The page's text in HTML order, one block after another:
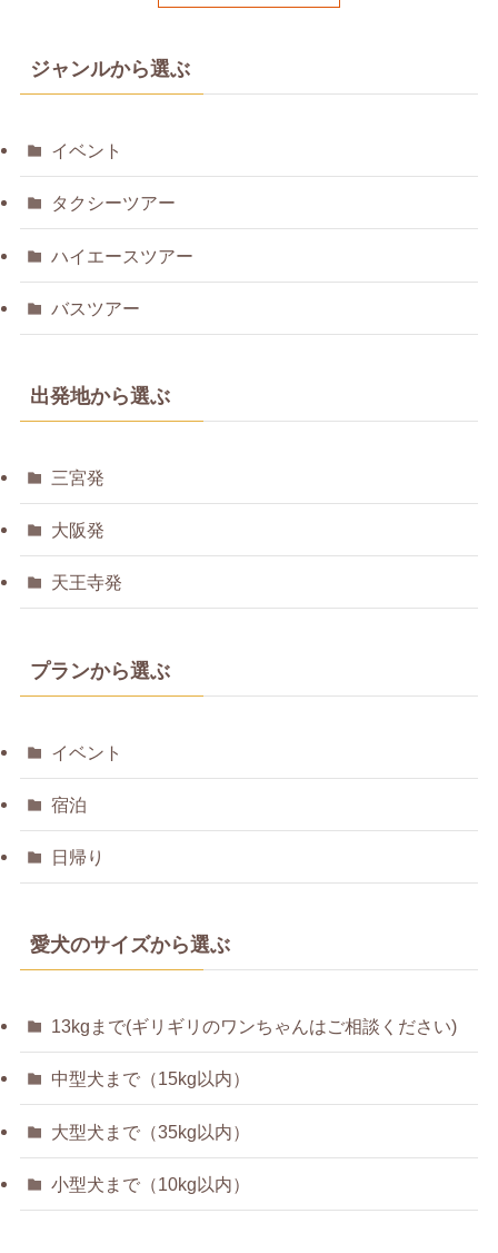
ジャンルから選ぶ
イベント
タクシーツアー
ハイエースツアー
バスツアー
出発地から選ぶ
三宮発
大阪発
天王寺発
プランから選ぶ
イベント
宿泊
日帰り
愛犬のサイズから選ぶ
13kgまで(ギリギリのワンちゃんはご相談ください)
中型犬まで（15kg以内）
大型犬まで（35kg以内）
小型犬まで（10kg以内）